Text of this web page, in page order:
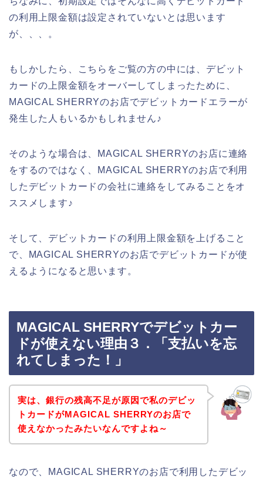
の利用上限金額は設定されていないとは思います
が、、、。
もしかしたら、こちらをご覧の方の中には、デビット
カードの上限金額をオーバーしてしまったために、
MAGICAL SHERRYのお店でデビットカードエラーが
発生した人もいるかもしれません♪
そのような場合は、MAGICAL SHERRYのお店に連絡
をするのではなく、MAGICAL SHERRYのお店で利用
したデビットカードの会社に連絡をしてみることをオ
ススメします♪
そして、デビットカードの利用上限金額を上げること
で、MAGICAL SHERRYのお店でデビットカードが使
えるようになると思います。
MAGICAL SHERRYでデビットカー
ドが使えない理由３．「支払いを忘
れてしまった！」
実は、銀行の残高不足が原因で私のデビッ
トカードがMAGICAL SHERRYのお店で
使えなかったみたいなんですよね～
なので、MAGICAL SHERRYのお店で利用したデビッ